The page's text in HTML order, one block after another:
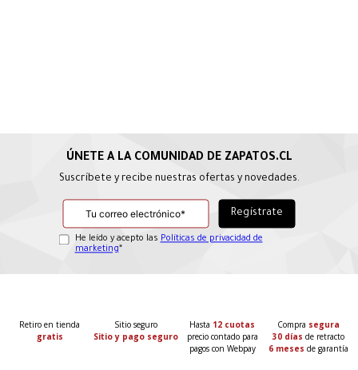
Suscríbete y recibe nuestras ofertas y novedades.
He leído y acepto lasPolíticas de privacidad de
marketing*
Retiro en tienda
gratis
Sitio seguro
Sitio y pago seguro
Hasta 12 cuotas
precio contado para
pagos con Webpay
Compra segura
30 días de retracto
6 meses de garantía